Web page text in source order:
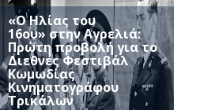
«Ο Ηλίας του
16ου» στην Αγρελιά:
Πρώτη προβολή για το
Διεθνές Φεστιβάλ
Κωμωδίας
Κινηματογράφου
Τρικάλων